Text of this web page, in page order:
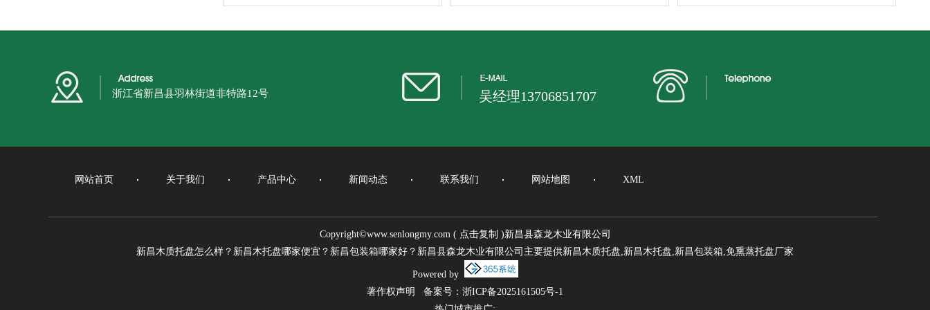
浙江省新昌县羽林街道非特路12号 吴经理13706851707
网站首页 关于我们 产品中心 新闻动态 联系我们 网站地图 XML
Copyright©www.senlongmy.com ( 点击复制 )新昌县森龙木业有限公司
新昌木质托盘怎么样？新昌木托盘哪家便宜？新昌包装箱哪家好？新昌县森龙木业有限公司主要提供新昌木质托盘,新昌木托盘,新昌包装箱,免熏蒸托盘厂家
Powered by
著作权声明
备案号： 浙ICP备2025161505号-1